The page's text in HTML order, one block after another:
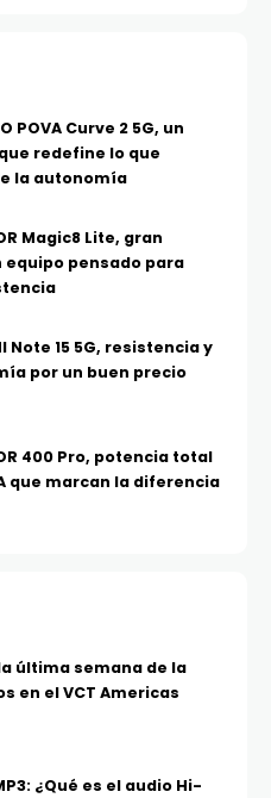
POVA Curve 2 5G, un
redefine lo que
la autonomía
Magic8 Lite, gran
equipo pensado para
Note 15 5G, resistencia y
por un buen precio
400 Pro, potencia total
que marcan la diferencia
última semana de la
en el VCT Americas
¿Qué es el audio Hi-